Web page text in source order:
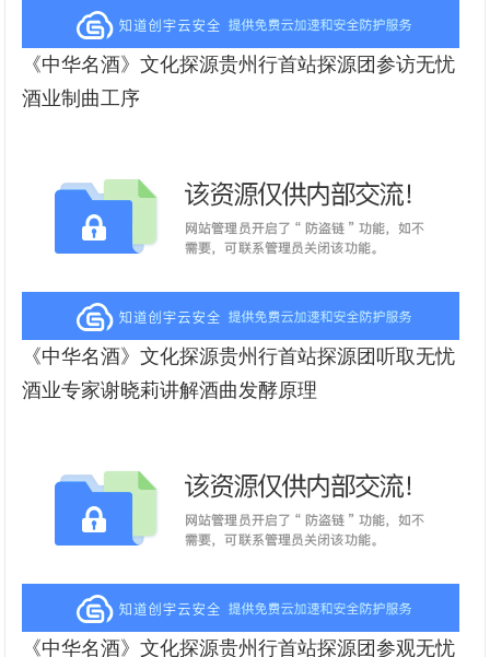
《中华名酒》文化探源贵州行首站探源团参访无忧
酒业制曲工序
《中华名酒》文化探源贵州行首站探源团听取无忧
酒业专家谢晓莉讲解酒曲发酵原理
《中华名酒》文化探源贵州行首站探源团参观无忧